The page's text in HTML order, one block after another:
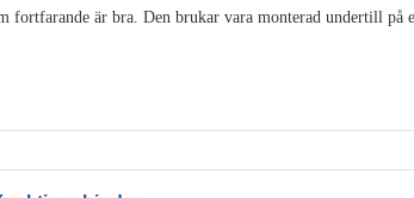
fortfarande är bra. Den brukar vara monterad undertill på